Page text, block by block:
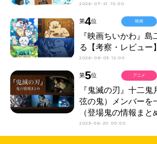
2026-07-21 10:00
第4位
『映画ちいかわ』島
る【考察・レビュー】
2026-08-03 12:00
映画
第5位
『鬼滅の刃』十二
弦の鬼）メンバーを
（登場鬼の情報まと
2023-06-20 00:00
アニメ